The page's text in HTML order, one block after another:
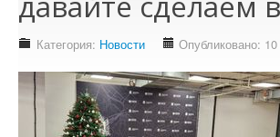
Доступность - что это?
Наш аудит доступности
Подтверждение доступности
Наши проекты
Our projects
Категория: Новости Опубликовано: